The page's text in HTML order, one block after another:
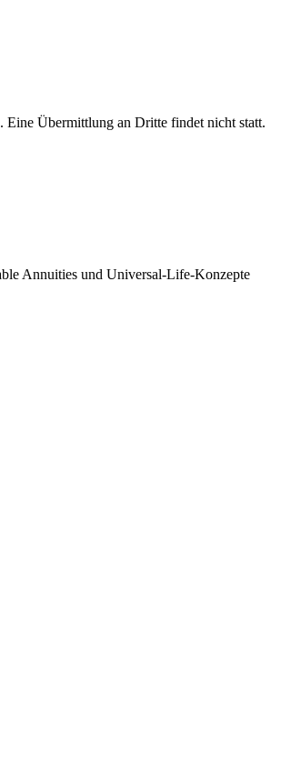
Eine Übermittlung an Dritte findet nicht statt.
Annuities und Universal-Life-Konzepte